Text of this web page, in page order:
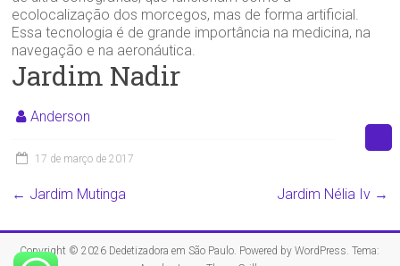
ecolocalização dos morcegos, mas de forma artificial.
Essa tecnologia é de grande importância na medicina, na
navegação e na aeronáutica.
Jardim Nadir
Anderson
17 de março de 2017
← Jardim Mutinga Jardim Nélia Iv →
Copyright © 2026 Dedetizadora em São Paulo. Powered byWordPress. Tema: